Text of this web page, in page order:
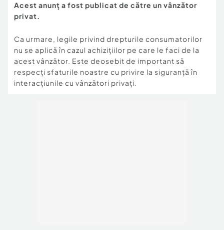
Acest anunț a fost publicat de către un vânzător
privat.
Ca urmare, legile privind drepturile consumatorilor
nu se aplică în cazul achizițiilor pe care le faci de la
acest vânzător. Este deosebit de important să
respecți sfaturile noastre cu privire la siguranță în
interacțiunile cu vânzători privați.